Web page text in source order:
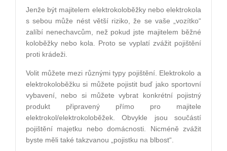
Jenže být majitelem elektrokoloběžky nebo elektrokola
s sebou může nést větší riziko, že se vaše „vozítko“
zalíbí nenechavcům, než pokud jste majitelem běžné
koloběžky nebo kola. Proto se vyplatí zvážit pojištění
proti krádeži.
Volit můžete mezi různými typy pojištění. Elektrokolo a
elektrokoloběžku si můžete pojistit buď jako sportovní
vybavení, nebo si můžete vybrat konkrétní pojistný
produkt připravený přímo pro majitele
elektrokol/elektrokoloběžek. Obvykle jsou součástí
pojištění majetku nebo domácnosti. Nicméně zvážit
byste měli také takzvanou „pojistku na blbost“.